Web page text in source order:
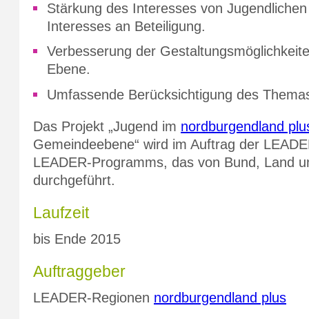
Stärkung des Interesses von
Interesses an Beteiligung.
Verbesserung der
Ebene.
Umfassende Berücksichtigung des
Das Projekt „Jugend im nordburgendland
Gemeindeebene“ wird im Auftrag der
LEADER-Programms, das von Bund, Land
durchgeführt.
Laufzeit
bis Ende 2015
Auftraggeber
LEADER-Regionen nordburgendland plus